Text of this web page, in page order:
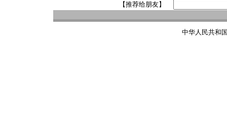
【推荐给朋友】
中华人民共和